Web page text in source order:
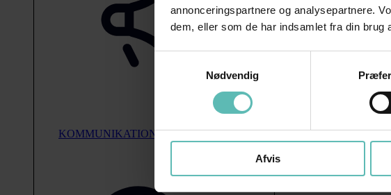
annonceringspartnere og analysepartnere.
dem, eller som de har indsamlet fra din brug
Nødvendig
Afvis
KOMMUNIKATION